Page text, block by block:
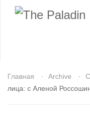
Главная Archive
лица: с Аленой